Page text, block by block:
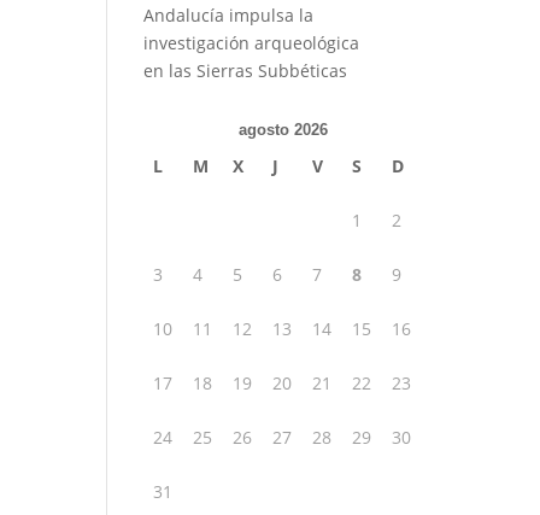
Andalucía impulsa la
investigación arqueológica
en las Sierras Subbéticas
agosto 2026
L M X J V S D
1 2
3 4 5 6 7 8 9
10 11 12 13 14 15 16
17 18 19 20 21 22 23
24 25 26 27 28 29 30
31